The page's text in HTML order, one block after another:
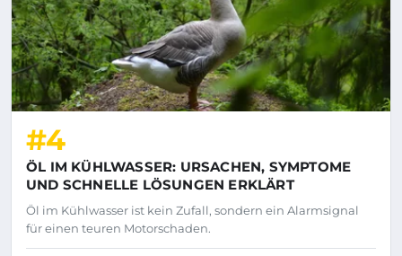
#4
ÖL IM KÜHLWASSER: URSACHEN, SYMPTOME
UND SCHNELLE LÖSUNGEN ERKLÄRT
Öl im Kühlwasser ist kein Zufall, sondern ein Alarmsignal
für einen teuren Motorschaden.